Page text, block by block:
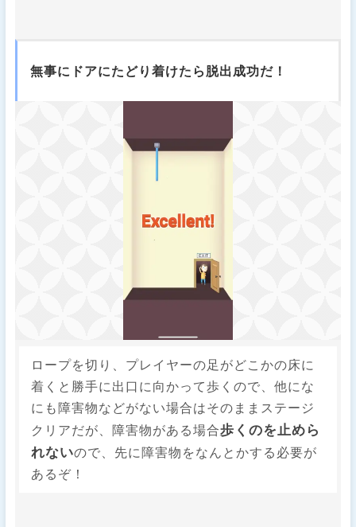
無事にドアにたどり着けたら脱出成功だ！
ロープを切り、プレイヤーの足がどこかの床に
着くと勝手に出口に向かって歩くので、他にな
にも障害物などがない場合はそのままステージ
クリアだが、障害物がある場合歩くのを止めら
れないので、先に障害物をなんとかする必要が
あるぞ！